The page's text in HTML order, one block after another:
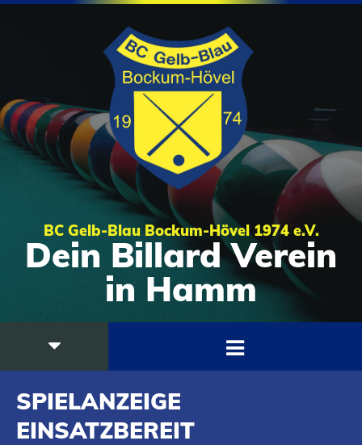
BC Gelb-Blau Bockum-Hövel 1974 e.V.
Dein Billard Verein
in Hamm
SPIELANZEIGE
EINSATZBEREIT